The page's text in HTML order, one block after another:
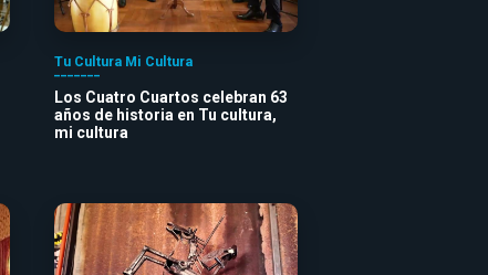
Tu Cultura Mi Cultura
Los Cuatro Cuartos celebran 63
años de historia en Tu cultura,
mi cultura